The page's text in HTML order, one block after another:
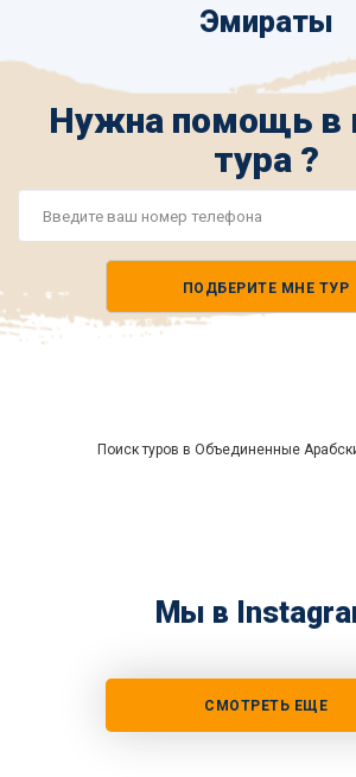
Эмираты
Нужна помощь в
тура ?
ПОДБЕРИТЕ МНЕ ТУР
Поиск туров в Объединенные
Мы в
СМОТРЕТЬ ЕЩЕ